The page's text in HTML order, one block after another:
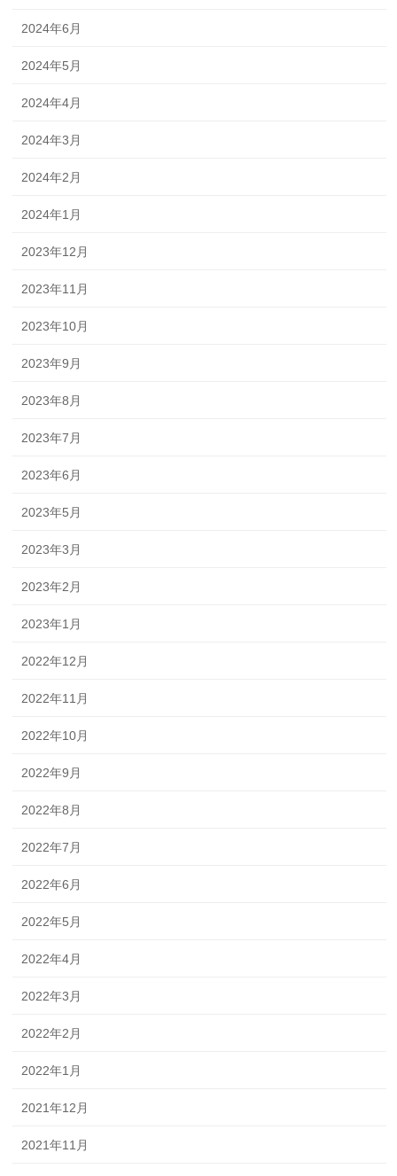
2024年6月
2024年5月
2024年4月
2024年3月
2024年2月
2024年1月
2023年12月
2023年11月
2023年10月
2023年9月
2023年8月
2023年7月
2023年6月
2023年5月
2023年3月
2023年2月
2023年1月
2022年12月
2022年11月
2022年10月
2022年9月
2022年8月
2022年7月
2022年6月
2022年5月
2022年4月
2022年3月
2022年2月
2022年1月
2021年12月
2021年11月